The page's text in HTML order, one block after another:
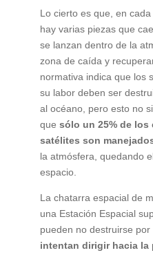
Lo cierto es que, en
hay varias piezas que
se lanzan dentro de la
zona de caída y
normativa indica que los
su labor deben ser
al océano, pero esto no
que sólo un 25% de los
satélites son
la atmósfera, quedando
espacio.
La chatarra espacial de
una Estación Espacial
pueden no destruirse
intentan dirigir hacia la